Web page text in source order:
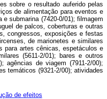
sobre o resultado auferido pelas
de alimentação para eventos e
submarina (7420-0/01); filmagem
de palcos, coberturas e outras
congressos, exposições e festas
de marionetes e similares
para artes cênicas, espetáculos e
(5611-2/01); bares e outros
agências de viagem (7911-2/00);
temáticos (9321-2/00); atividades
de efeitos